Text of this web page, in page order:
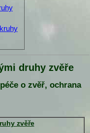
druhy zvěře
o zvěř, ochrana
zvěře